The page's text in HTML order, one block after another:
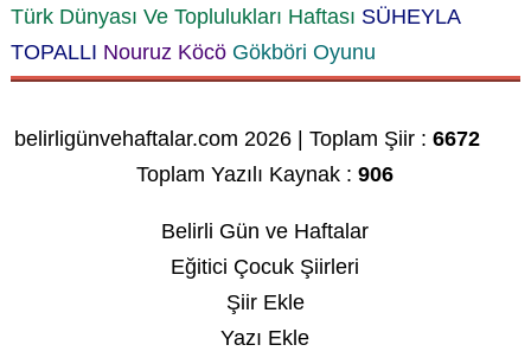
Türk Dünyası Ve Toplulukları Haftası SÜHEYLA
TOPALLI Nouruz Köcö Gökböri Oyunu
belirligünvehaftalar.com 2026 | Toplam Şiir :6672
Toplam Yazılı Kaynak :906
Belirli Gün ve Haftalar
Eğitici Çocuk Şiirleri
Şiir Ekle
Yazı Ekle